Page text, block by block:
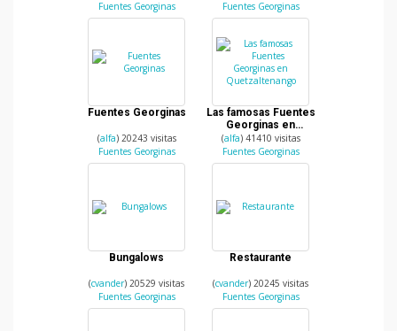
Fuentes Georginas
Fuentes Georginas
Fuentes Georginas
(alfa) 20243 visitas
Fuentes Georginas
Las famosas Fuentes
Georginas en
Quetzaltenango
(alfa) 41410 visitas
Fuentes Georginas
Bungalows
(cvander) 20529 visitas
Fuentes Georginas
Restaurante
(cvander) 20245 visitas
Fuentes Georginas